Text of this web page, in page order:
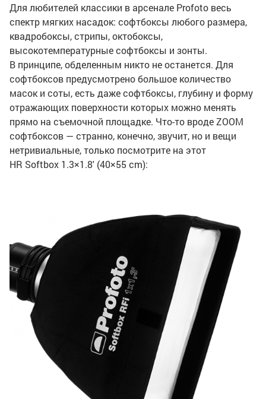
Для любителей классики в арсенале Profoto весь
спектр мягких насадок: софтбоксы любого размера,
квадробоксы, стрипы, октобоксы,
высокотемпературные софтбоксы и зонты.
В принципе, обделенным никто не останется. Для
софтбоксов предусмотрено большое количество
масок и соты, есть даже софтбоксы, глубину и форму
отражающих поверхности которых можно менять
прямо на съемочной площадке. Что-то вродеZOOM
софтбоксов — странно, конечно, звучит, но и вещи
нетривиальные, только посмотрите на этот
HR Softbox 1.3×1.8′ (40×55 cm):